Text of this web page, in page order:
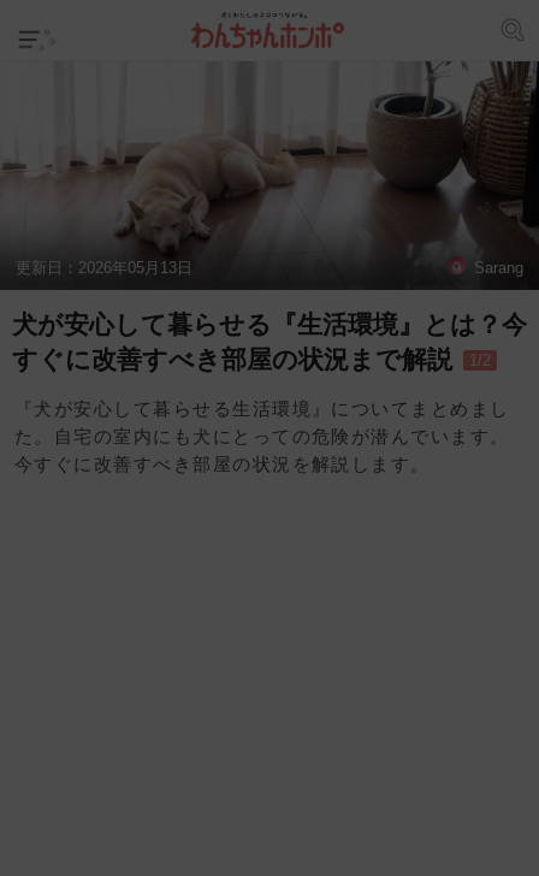
更新日： 2026年05月13日 Sarang
犬が安心して暮らせる『生活環境』とは？今
すぐに改善すべき部屋の状況まで解説
1/2
『犬が安心して暮らせる生活環境』についてまとめまし
た。自宅の室内にも犬にとっての危険が潜んでいます。
今すぐに改善すべき部屋の状況を解説します。